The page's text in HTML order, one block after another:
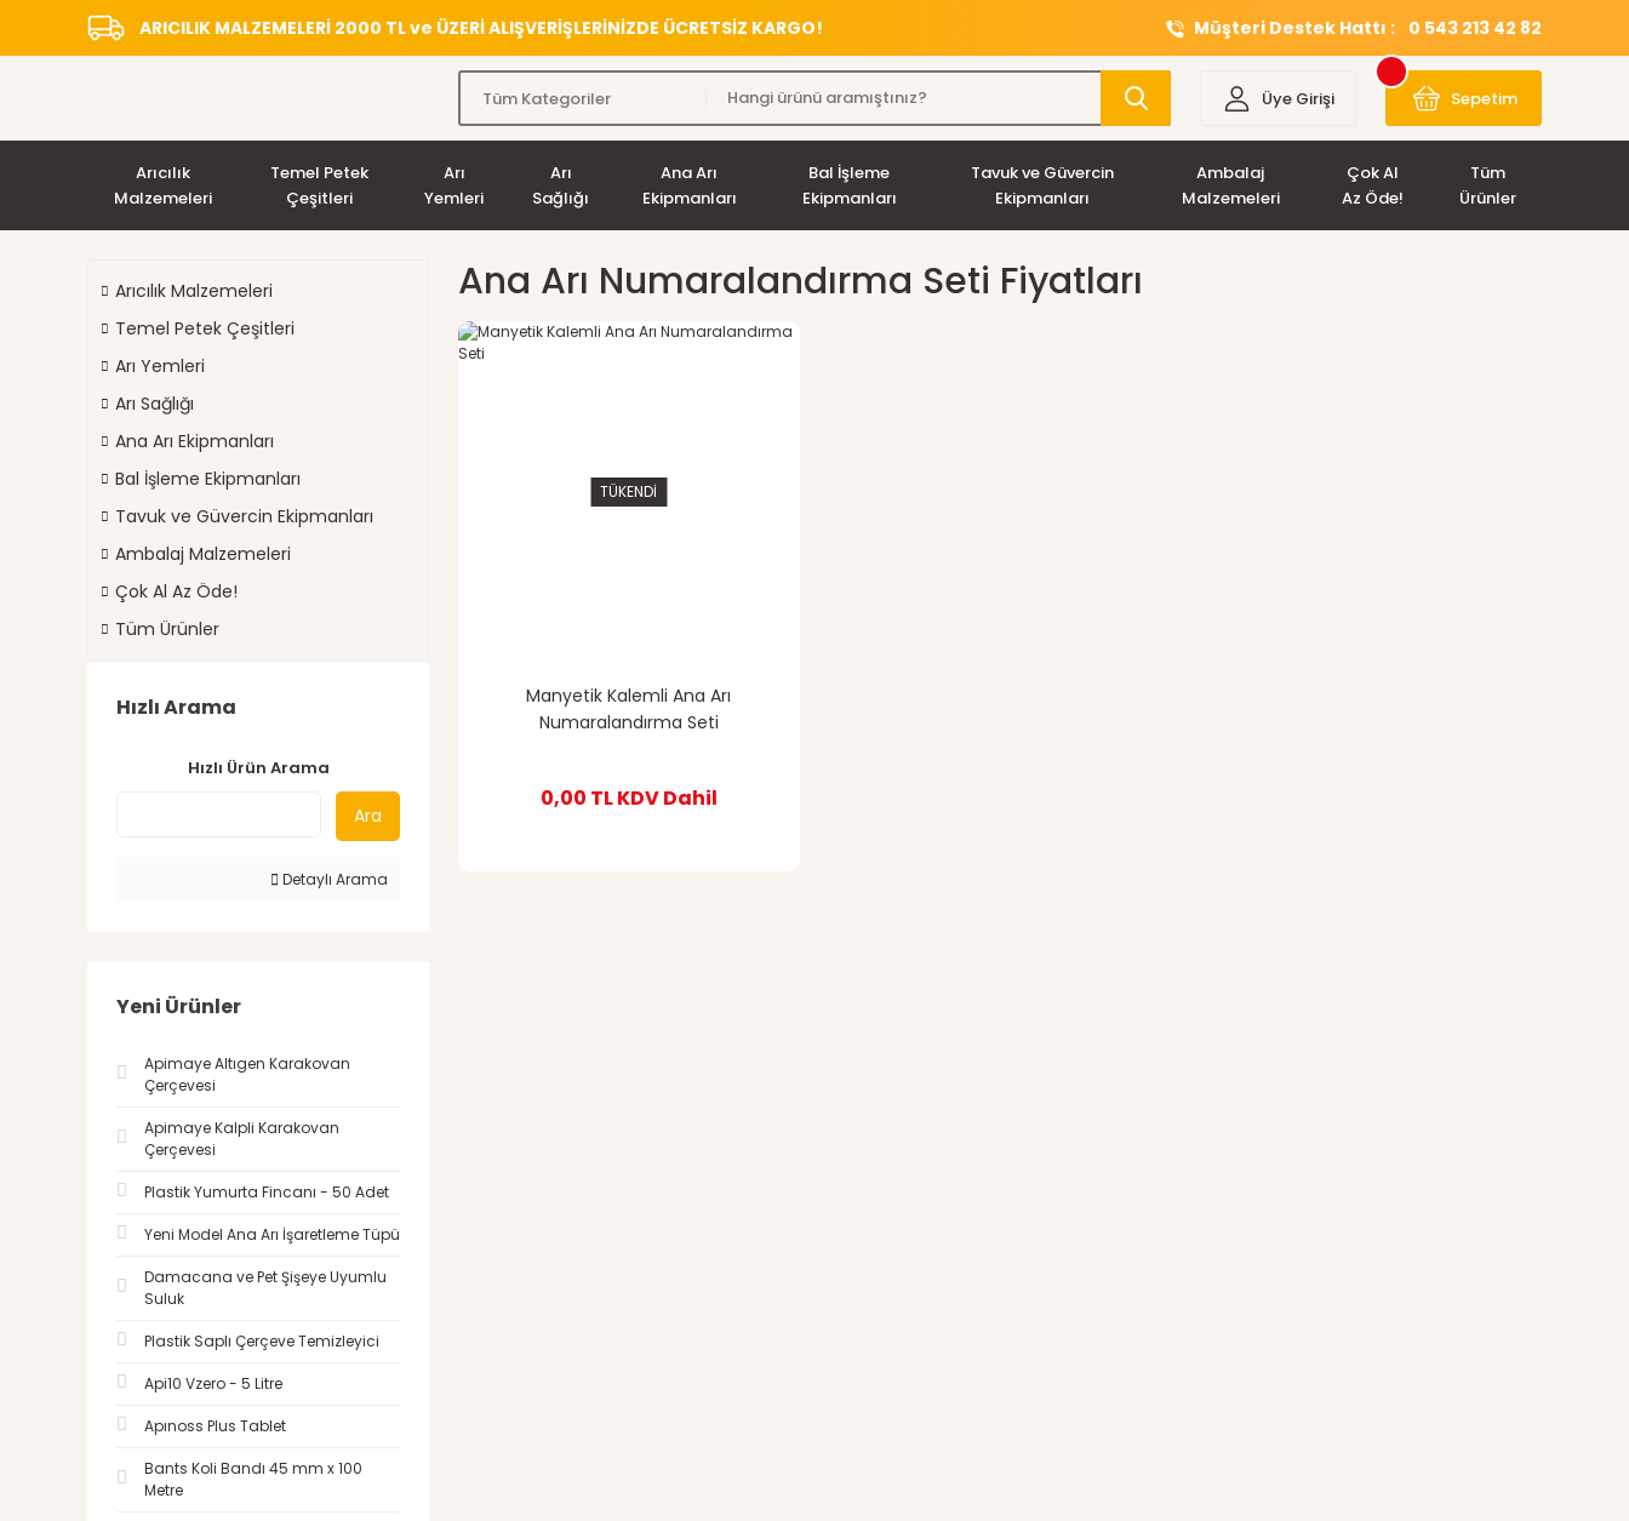
ARICILIK MALZEMELERİ 2000 TL ve ÜZERİ ALIŞVERİŞLERİNİZDE ÜCRETSİZ KARGO! Müşteri Destek Hattı : 0 543 213 42 82
Üye Girişi Sepetim
Arıcılık
Malzemeleri
Temel Petek
Çeşitleri
Arı
Yemleri
Arı
Sağlığı
Ana Arı
Ekipmanları
Bal İşleme
Ekipmanları
Tavuk ve Güvercin
Ekipmanları
Ambalaj
Malzemeleri
Çok Al
Az Öde!
Tüm
Ürünler
Arıcılık Malzemeleri
Temel Petek Çeşitleri
Arı Yemleri
Arı Sağlığı
Ana Arı Ekipmanları
Bal İşleme Ekipmanları
Tavuk ve Güvercin Ekipmanları
Ambalaj Malzemeleri
Çok Al Az Öde!
Tüm Ürünler
Hızlı Arama
Hızlı Ürün Arama
Ara
Detaylı Arama
Yeni Ürünler
Apimaye Altıgen Karakovan
Çerçevesi
Apimaye Kalpli Karakovan
Çerçevesi
Plastik Yumurta Fincanı - 50 Adet
Yeni Model Ana Arı İşaretleme Tüpü
Damacana ve Pet Şişeye Uyumlu
Suluk
Plastik Saplı Çerçeve Temizleyici
Api10 Vzero - 5 Litre
Apınoss Plus Tablet
Bants Koli Bandı 45 mm x 100
Metre
Ana Arı Numaralandırma Seti Fiyatları
TÜKENDİ
Manyetik Kalemli Ana Arı
Numaralandırma Seti
0,00 TLKDV Dahil